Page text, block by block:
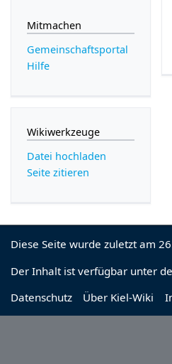
Mitmachen
Gemeinschafts­portal
Hilfe
Wikiwerkzeuge
Datei hochladen
Seite zitieren
Diese Seite wurde zuletzt am
Der Inhalt ist verfügbar unter
Datenschutz
Über Kiel-Wiki